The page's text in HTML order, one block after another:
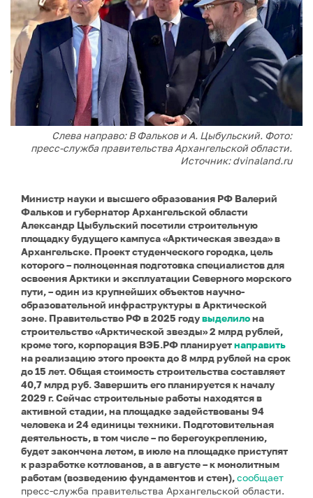
Слева направо: В Фальков и А. Цыбульский. Фото:
пресс-служба правительства Архангельской области.
Источник: dvinaland.ru
Министр науки и высшего образования РФ Валерий
Фальков и губернатор Архангельской области
Александр Цыбульский посетили строительную
площадку будущего кампуса «Арктическая звезда» в
Архангельске. Проект студенческого городка, цель
которого – полноценная подготовка специалистов для
освоения Арктики и эксплуатации Северного морского
пути, – один из крупнейших объектов научно-
образовательной инфраструктуры в Арктической
зоне. Правительство РФ в 2025 годувыделилона
строительство «Арктической звезды» 2 млрд рублей,
кроме того, корпорация ВЭБ.РФ планируетнаправить
на реализацию этого проекта до 8 млрд рублей на срок
до 15 лет. Общая стоимость строительства составляет
40,7 млрд руб. Завершить его планируется к началу
2029 г.Сейчас строительные работы находятся в
активной стадии, на площадке задействованы 94
человека и 24 единицы техники. Подготовительная
деятельность, в том числе – по берегоукреплению,
будет закончена летом, в июле на площадке приступят
к разработке котлованов, а в августе – к монолитным
работам (возведению фундаментов и стен),сообщает
пресс-служба правительства Архангельской области.